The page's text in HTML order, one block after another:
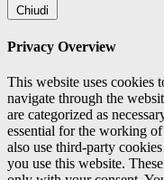
Chiudi
Privacy Overview
This website uses cookies
navigate through the
are categorized as
essential for the working
also use third-party
you use this website.